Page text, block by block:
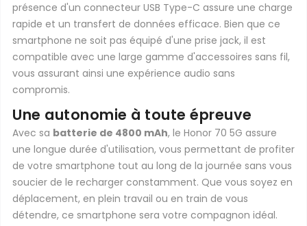
présence d'un connecteur USB Type-C assure une charge
rapide et un transfert de données efficace. Bien que ce
smartphone ne soit pas équipé d'une prise jack, il est
compatible avec une large gamme d'accessoires sans fil,
vous assurant ainsi une expérience audio sans
compromis.
Une autonomie à toute épreuve
Avec sa batterie de 4800 mAh, le Honor 70 5G assure
une longue durée d'utilisation, vous permettant de profiter
de votre smartphone tout au long de la journée sans vous
soucier de le recharger constamment. Que vous soyez en
déplacement, en plein travail ou en train de vous
détendre, ce smartphone sera votre compagnon idéal.